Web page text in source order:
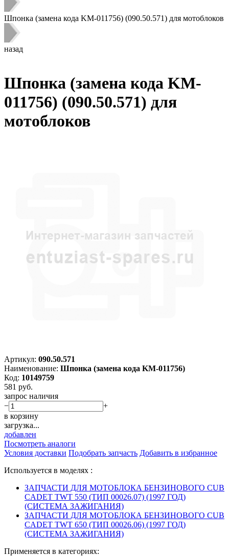
Шпонка (замена кода KM-011756) (090.50.571) для мотоблоков
назад
Шпонка (замена кода KM-
011756) (090.50.571) для
мотоблоков
Артикул: 090.50.571
Наименование: Шпонка (замена кода KM-011756)
Код: 10149759
581 руб.
запрос наличия
−
+
в корзину
загрузка...
добавлен
Посмотреть аналоги
Условия доставки Подобрать запчасть Добавить в избранное
Используется в моделях :
ЗАПЧАСТИ ДЛЯ МОТОБЛОКА БЕНЗИНОВОГО CUB
CADET TWT 550 (ТИП 00026.07) (1997 ГОД)
(СИСТЕМА ЗАЖИГАНИЯ)
ЗАПЧАСТИ ДЛЯ МОТОБЛОКА БЕНЗИНОВОГО CUB
CADET TWT 650 (ТИП 00026.06) (1997 ГОД)
(СИСТЕМА ЗАЖИГАНИЯ)
Применяется в категориях: